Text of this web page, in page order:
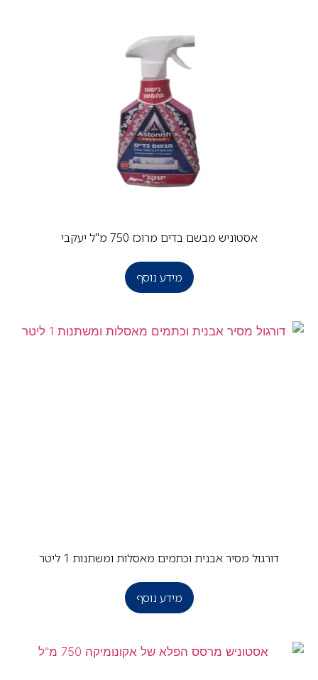
אסטוניש מבשם בדים מרוכז 750 מ"ל יעקבי
מידע נוסף
דורגול מסיר אבנית וכתמים מאסלות ומשתנות 1 ליטר
מידע נוסף